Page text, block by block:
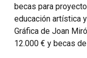
becas para
educación artística
Gráfica de Joan
12.000 € y becas